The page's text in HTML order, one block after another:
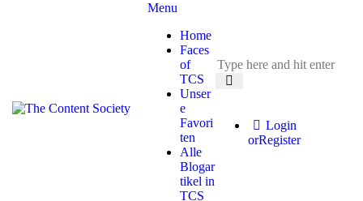
Menu
Home
Faces
of
TCS
Unser
e
Favori
ten
Alle
Blogar
tikel in
TCS
Login
orRegister